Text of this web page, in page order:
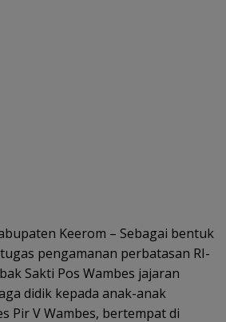
Keerom – Sebagai bentuk
pengamanan perbatasan RI-
Sakti Pos Wambes jajaran
didik kepada anak-anak
Pir V Wambes, bertempat di